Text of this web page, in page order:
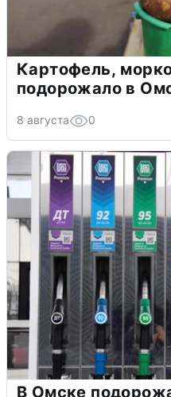
Картофель,
подорожало в
8 августа 0
В Омске